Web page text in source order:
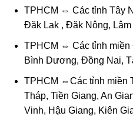
TPHCM ⇔ Các tỉnh Tây
Đăk Lak , Đăk Nông,
TPHCM ⇔ Các tỉnh
Bình Dương, Đồng Nai,
TPHCM ⇔Các tỉnh miền
Tháp, Tiền Giang, An
Vinh, Hậu Giang, Kiên